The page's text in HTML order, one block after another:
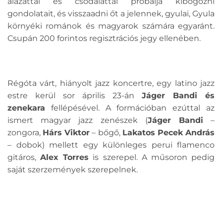
gondolatait, és visszaadni őt a jelennek, gyulai, Gyula
környéki románok és magyarok számára egyaránt.
Csupán 200 forintos regisztrációs jegy ellenében.
Régóta várt, hiányolt jazz koncertre, egy latino jazz
estre kerül sor április 23-án Jáger Bandi és
zenekara fellépésével. A formációban ezúttal az
ismert magyar jazz zenészek (Jáger Bandi –
zongora, Hárs Viktor – bőgő, Lakatos Pecek András
– dobok) mellett egy különleges perui flamenco
gitáros,Alex Torres is szerepel. A műsoron pedig
saját szerzemények szerepelnek.